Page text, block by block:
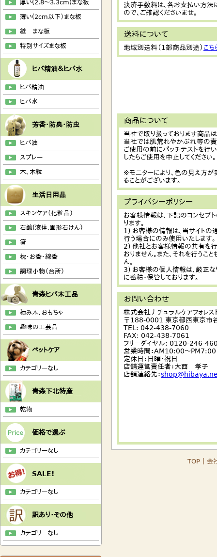
厚い(2.8～3.3cm)まな板
薄い(2cm以下）まな板
継 まな板
特別サイズまな板
ヒバ精油＆ヒバ水
ヒバ精油
ヒバ水
芳香・防臭・防虫
ヒバ油
スプレー
木、木粒
生活日用品
スキンケア（化粧品）
石鹸(液体,固形石けん）
箸
枕・お香・線香
調理小物（台所）
青森ヒバ木工品
積み木、おもちゃ
趣味の工芸品
ペットケア
カテゴリーなし
青森下北特産
乾物
価格で選ぶ
カテゴリーなし
SALE!
カテゴリーなし
訳あり・その他
カテゴリーなし
決済手数料は、各お支払い方法
ので、ご確認くださいませ。
送料について
地域別送料（1部商品別途） こち
商品について
当社で取り扱っております商品
当社では肌荒れやかぶれ等の責
ご使用の前にパッチテストを行
したらご使用を中止してください。
※モニターにより、色の見え方
ることがございます。
プライバシーポリシー
お客様情報は、下記のコンセプ
ります。
1) お客様の情報は、当サイトの
行う場合にのみ使用いたします。
2) 他社とお客様情報の共有を行
おりません。また、それを行うこ
ん。
3) お客様の個人情報は、厳正
に蓄積・保管しております。
お問い合わせ
株式会社ナチュラルケアフォレス
〒188-0001 東京都西東京市
TEL: 042-438-7060
FAX: 042-438-7061
フリーダイヤル: 0120-246-
営業時間：AM10:00〜PM7:00
定休日：日曜・祝日
店舗運営責任者：大西 孝子
店舗連絡先：
TOP 会